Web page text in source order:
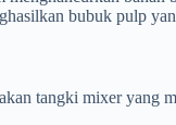
bubuk pulp
tangki mixer yang